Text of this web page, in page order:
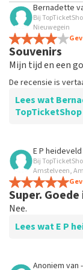
Bernadette
Bij
Nieuwegein
Souvenirs
Mijn tijd en een
De recensie is
Lees wat Bernadette van der
TopTicketShop
Beoordeling
TopTicketShop
Top
De recensie is
E P heideveld
Bij
Amstelveen,
Super.
Nee.
Lees wat E P
Beoordeling
Anoniem van -